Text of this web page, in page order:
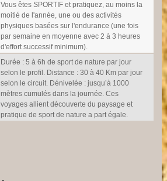
Vous êtes SPORTIF et pratiquez, au moins la
moitié de l'année, une ou des activités
physiques basées sur l'endurance (une fois
par semaine en moyenne avec 2 à 3 heures
d'effort successif minimum).
Durée : 5 à 6h de sport de nature par jour
selon le profil. Distance : 30 à 40 Km par jour
selon le circuit. Dénivelée : jusqu’à 1000
mètres cumulés dans la journée. Ces
voyages allient découverte du paysage et
pratique de sport de nature a part égale.